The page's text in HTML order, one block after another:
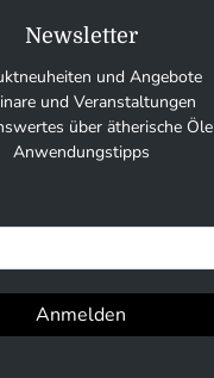
Newsletter
und Angebote
und Veranstaltungen
über ätherische Öle
Anwendungstipps
Anmelden